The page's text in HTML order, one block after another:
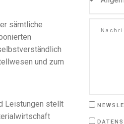
sämtliche
und zum
Leistungen stellt